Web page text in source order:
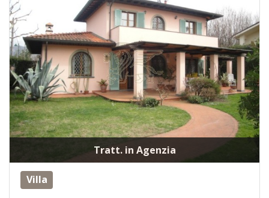
Tratt. in Agenzia
Villa